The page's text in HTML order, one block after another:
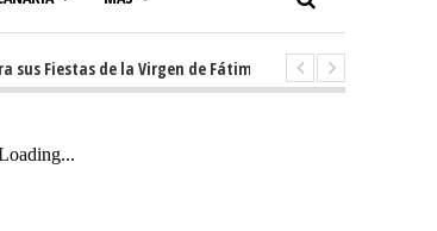
Fiestas de la Virgen de Fátima con diez días de tradición,